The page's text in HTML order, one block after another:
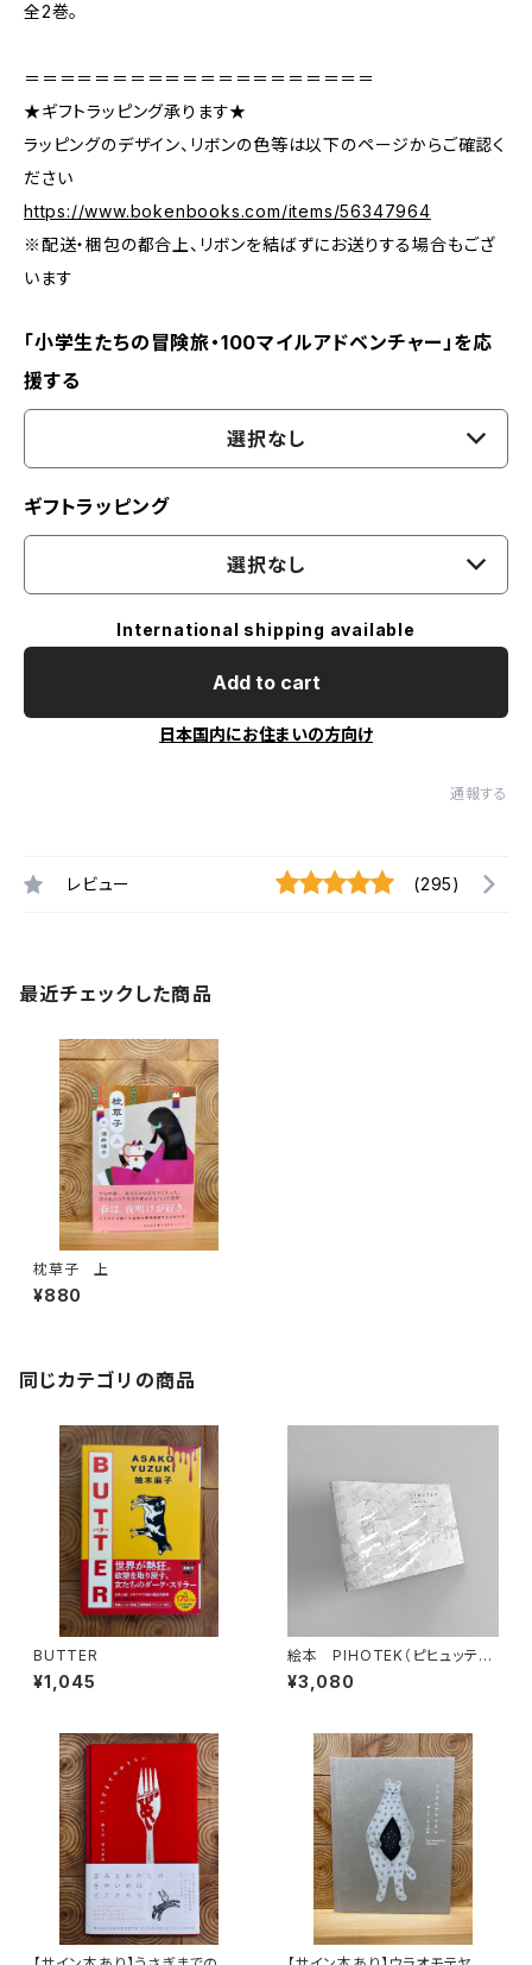
全2巻。
＝＝＝＝＝＝＝＝＝＝＝＝＝＝＝＝＝＝＝＝
★ギフトラッピング承ります★
ラッピングのデザイン、リボンの色等は以下のページからご確認く
ださい
https://www.bokenbooks.com/items/56347964
※配送・梱包の都合上、リボンを結ばずにお送りする場合もござ
います
「小学生たちの冒険旅・100マイルアドベンチャー」を応
援する
選択なし
ギフトラッピング
選択なし
International shipping available
Add to cart
日本国内にお住まいの方向け
通報する
レビュー (295)
最近チェックした商品
枕草子 上
¥880
同じカテゴリの商品
BUTTER
¥1,045
絵本 PIHOTEK（ピヒュッティ）
北極を風と歩く
¥3,080